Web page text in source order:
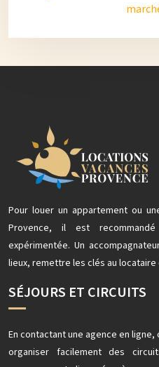
Pour louer un appartement ou
Provence, il est
expérimentée. Un
lieux, remettre les clés au locataire
SÉJOURS ET CIRCUITS
En contactant une agence en
organiser facilement des